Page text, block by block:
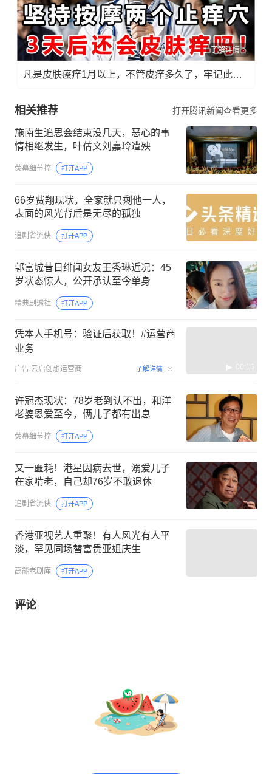
了解详情
凡是皮肤瘙痒1月以上，不管皮痒多久了，牢记此法，快！准！狠！
相关推荐 打开腾讯新闻查看更多
施南生追思会结束没几天，恶心的事
情相继发生，叶蒨文刘嘉玲遭殃
荧幕细节控 打开APP
66岁费翔现状，全家就只剩他一人，
表面的风光背后是无尽的孤独
追剧省流侠 打开APP
郭富城昔日绯闻女友王秀琳近况：45
岁状态惊人，公开承认至今单身
精典剧透社 打开APP
凭本人手机号：验证后获取！#运营商
业务
广告 云启创想运营商 了解详情 00:15
许冠杰现状：78岁老到认不出，和洋
老婆恩爱至今，俩儿子都有出息
荧幕细节控 打开APP
又一噩耗！港星因病去世，溺爱儿子
在家啃老，自己却76岁不敢退休
追剧省流侠 打开APP
香港亚视艺人重聚！有人风光有人平
淡，罕见同场替富贵亚姐庆生
高能老剧库 打开APP
评论